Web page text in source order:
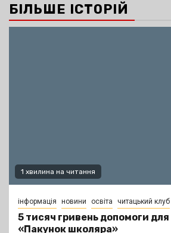
БІЛЬШЕ ІСТОРІЙ
1 хвилина на читання
інформація новини освіта читацький клуб
5 тисяч гривень допомоги для
«Пакунок школяра»